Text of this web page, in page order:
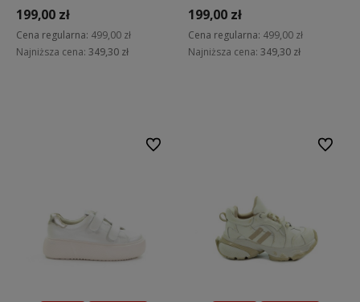
199,00 zł
Cena regularna: 499,00 zł
Najniższa cena: 349,30 zł
199,00 zł
Cena regularna: 499,00 zł
Najniższa cena: 349,30 zł
Do ulubionych Do